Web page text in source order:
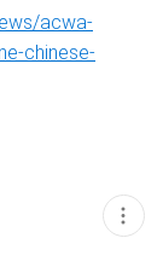
acwa-
chinese-
현
재